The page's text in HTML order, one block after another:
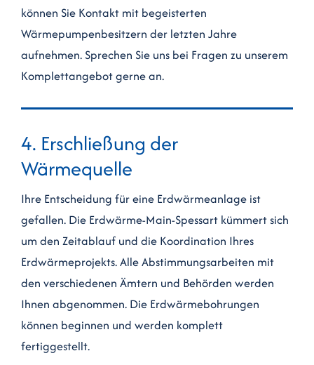
können Sie Kontakt mit begeisterten
Wärmepumpenbesitzern der letzten Jahre
aufnehmen. Sprechen Sie uns bei Fragen zu unserem
Komplettangebot gerne an.
4. Erschließung der
Wärmequelle
Ihre Entscheidung für eine Erdwärmeanlage ist
gefallen. Die Erdwärme-Main-Spessart kümmert sich
um den Zeitablauf und die Koordination Ihres
Erdwärmeprojekts. Alle Abstimmungsarbeiten mit
den verschiedenen Ämtern und Behörden werden
Ihnen abgenommen. Die Erdwärmebohrungen
können beginnen und werden komplett
fertiggestellt.